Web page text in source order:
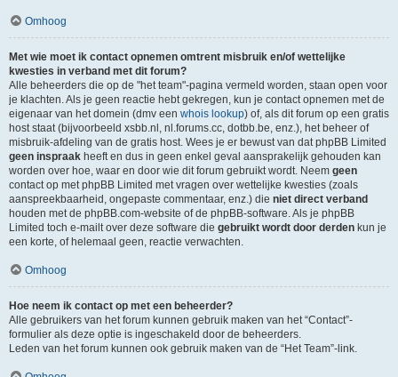
Omhoog
Met wie moet ik contact opnemen omtrent misbruik en/of wettelijke
kwesties in verband met dit forum?
Alle beheerders die op de "het team"-pagina vermeld worden, staan open voor
je klachten. Als je geen reactie hebt gekregen, kun je contact opnemen met de
eigenaar van het domein (dmv een whois lookup) of, als dit forum op een gratis
host staat (bijvoorbeeld xsbb.nl, nl.forums.cc, dotbb.be, enz.), het beheer of
misbruik-afdeling van de gratis host. Wees je er bewust van dat phpBB Limited
geen inspraak heeft en dus in geen enkel geval aansprakelijk gehouden kan
worden over hoe, waar en door wie dit forum gebruikt wordt. Neem geen
contact op met phpBB Limited met vragen over wettelijke kwesties (zoals
aanspreekbaarheid, ongepaste commentaar, enz.) die niet direct verband
houden met de phpBB.com-website of de phpBB-software. Als je phpBB
Limited toch e-mailt over deze software die gebruikt wordt door derden kun je
een korte, of helemaal geen, reactie verwachten.
Omhoog
Hoe neem ik contact op met een beheerder?
Alle gebruikers van het forum kunnen gebruik maken van het “Contact”-
formulier als deze optie is ingeschakeld door de beheerders.
Leden van het forum kunnen ook gebruik maken van de “Het Team”-link.